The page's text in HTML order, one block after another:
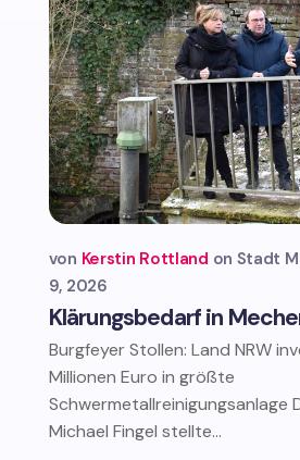
Klärungsbedarf in
von Kerstin Rottland Stadt
9, 2026
Burgfeyer Stollen: Land NRW
Millionen Euro in größte
Schwermetallreinigungsanlage
Michael Fingel stellte...